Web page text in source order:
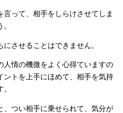
言って、相手をしらけさせてしま
させることはできません。
人情の機微をよく心得ていますの
ントを上手にほめて、相手を気持
、つい相手に乗せられて、気分が